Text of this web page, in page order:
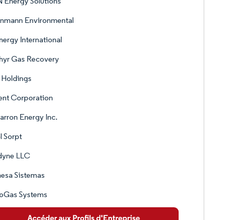
Environmental
International
Gas Recovery
Holdings
Corporation
Energy Inc.
Sorpt
LLC
Sistemas
Systems